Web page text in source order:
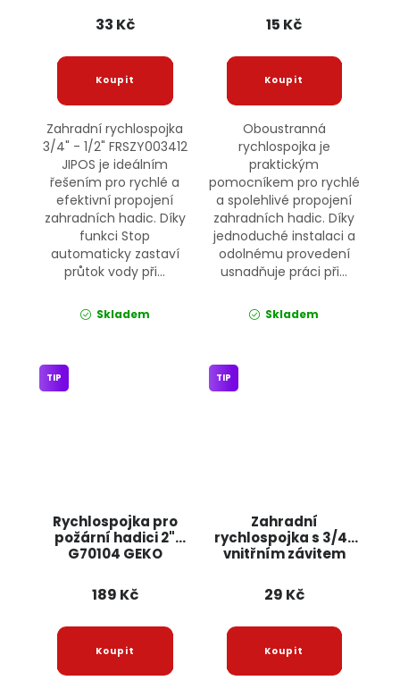
33 Kč
Zahradní rychlospojka
3/4" - 1/2" FRSZY003412
JIPOS je ideálním
řešením pro rychlé a
efektivní propojení
zahradních hadic. Díky
funkci Stop
automaticky zastaví
průtok vody při...
Skladem
15 Kč
Oboustranná
rychlospojka je
praktickým
pomocníkem pro rychlé
a spolehlivé propojení
zahradních hadic. Díky
jednoduché instalaci a
odolnému provedení
usnadňuje práci při...
Skladem
Rychlospojka pro
požární hadici 2"
G70104 GEKO
TIP
189 Kč
Zahradní
rychlospojka s 3/4"
vnitřním závitem
TIP
29 Kč